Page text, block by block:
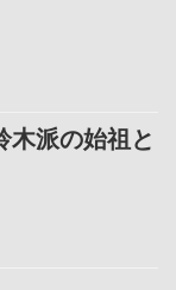
木派の始祖と